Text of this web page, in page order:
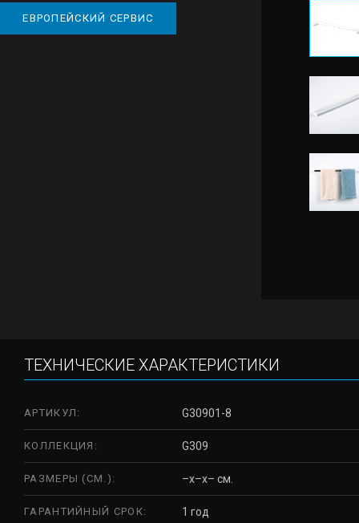
ЕВРОПЕЙСКИЙ СЕРВИС
ТЕХНИЧЕСКИЕ ХАРАКТЕРИСТИКИ
АРТИКУЛ: G30901-8
КОЛЛЕКЦИЯ: G309
РАЗМЕРЫ (СМ.): –x–x– см.
ГАРАНТИЙНЫЙ СРОК: 1 год